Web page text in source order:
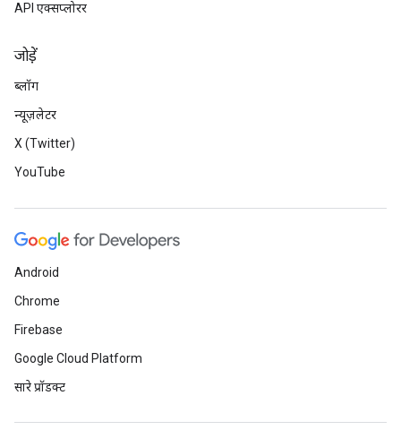
API एक्सप्लोरर
जोड़ें
ब्लॉग
न्यूज़लेटर
X (Twitter)
YouTube
Android
Chrome
Firebase
Google Cloud Platform
सारे प्रॉडक्ट